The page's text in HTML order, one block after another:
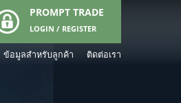
PROMPT TRADE
LOGIN / REGISTER
ข้อมูลสำหรับลูกค้า ติดต่อเรา